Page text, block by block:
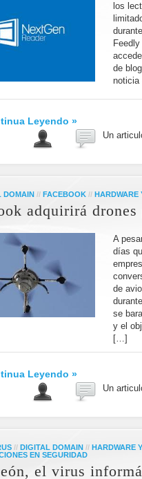
los
de
Leyendo »
Un
DOMAIN // FACEBOOK // HARDWARE
adquirirá
A
días
de
se
y el
[…]
Leyendo »
Un
// DIGITAL DOMAIN // HARDWARE
EN SEGURIDAD
el virus